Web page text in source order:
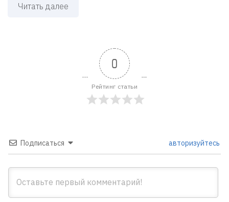
Читать далее
0
Рейтинг статьи
Подписаться авторизуйтесь